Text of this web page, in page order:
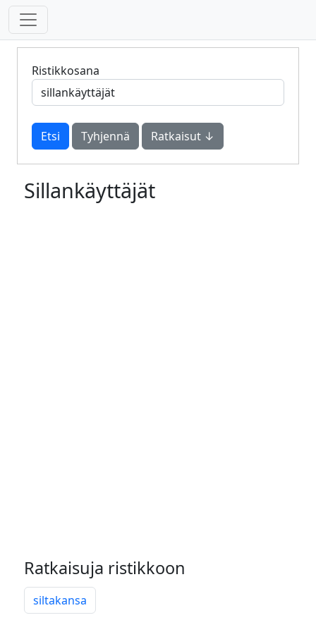
Ristikkosana
Tyhjennä Ratkaisut ↓
Sillankäyttäjät
Ratkaisuja ristikkoon
siltakansa